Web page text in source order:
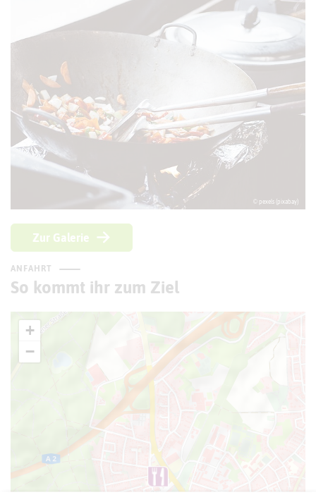
© pexels (pixabay)
Zur Galerie
ANFAHRT
So kommt ihr zum Ziel
+
−